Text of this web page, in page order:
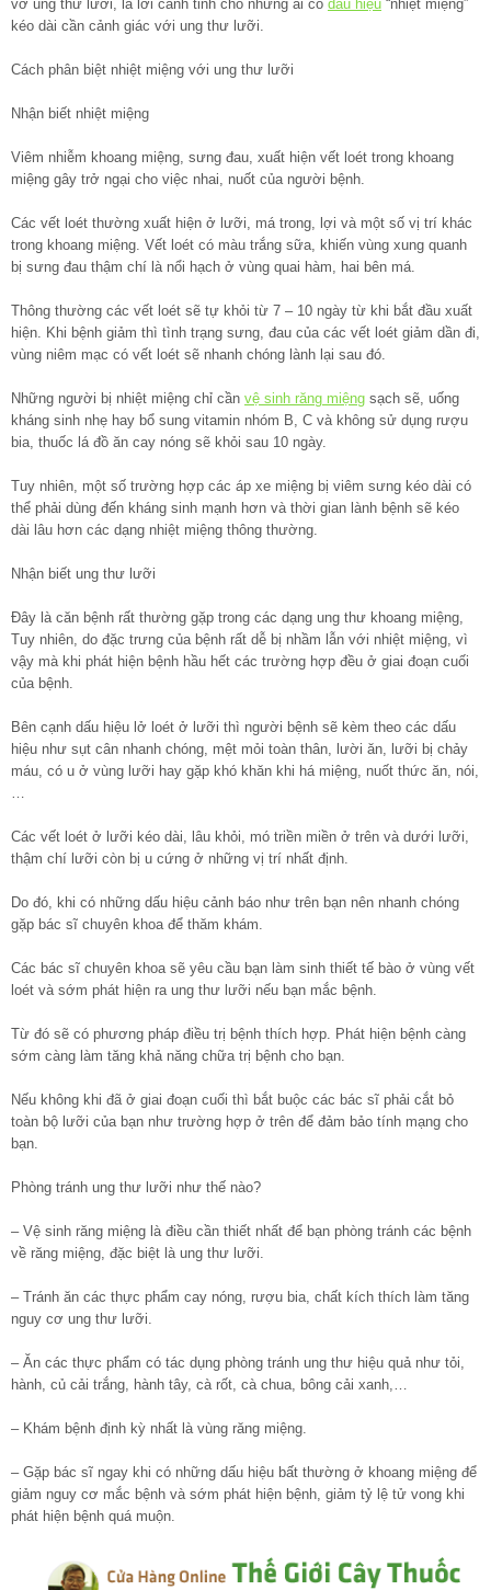
vớ ung thư lưỡi, là lời cảnh tỉnh cho những ai có dấu hiệu “nhiệt miệng”
kéo dài cần cảnh giác với ung thư lưỡi.
Cách phân biệt nhiệt miệng với ung thư lưỡi
Nhận biết nhiệt miệng
Viêm nhiễm khoang miệng, sưng đau, xuất hiện vết loét trong khoang
miệng gây trở ngại cho việc nhai, nuốt của người bệnh.
Các vết loét thường xuất hiện ở lưỡi, má trong, lợi và một số vị trí khác
trong khoang miệng. Vết loét có màu trắng sữa, khiến vùng xung quanh
bị sưng đau thậm chí là nổi hạch ở vùng quai hàm, hai bên má.
Thông thường các vết loét sẽ tự khỏi từ 7 – 10 ngày từ khi bắt đầu xuất
hiện. Khi bệnh giảm thì tình trạng sưng, đau của các vết loét giảm dần đi,
vùng niêm mạc có vết loét sẽ nhanh chóng lành lại sau đó.
Những người bị nhiệt miệng chỉ cần vệ sinh răng miệng sạch sẽ, uống
kháng sinh nhẹ hay bổ sung vitamin nhóm B, C và không sử dụng rượu
bia, thuốc lá đồ ăn cay nóng sẽ khỏi sau 10 ngày.
Tuy nhiên, một số trường hợp các áp xe miệng bị viêm sưng kéo dài có
thể phải dùng đến kháng sinh mạnh hơn và thời gian lành bệnh sẽ kéo
dài lâu hơn các dạng nhiệt miệng thông thường.
Nhận biết ung thư lưỡi
Đây là căn bệnh rất thường gặp trong các dạng ung thư khoang miệng,
Tuy nhiên, do đặc trưng của bệnh rất dễ bị nhầm lẫn với nhiệt miệng, vì
vậy mà khi phát hiện bệnh hầu hết các trường hợp đều ở giai đoạn cuối
của bệnh.
Bên cạnh dấu hiệu lở loét ở lưỡi thì người bệnh sẽ kèm theo các dấu
hiệu như sụt cân nhanh chóng, mệt mỏi toàn thân, lười ăn, lưỡi bị chảy
máu, có u ở vùng lưỡi hay gặp khó khăn khi há miệng, nuốt thức ăn, nói,
…
Các vết loét ở lưỡi kéo dài, lâu khỏi, mó triền miền ở trên và dưới lưỡi,
thậm chí lưỡi còn bị u cứng ở những vị trí nhất định.
Do đó, khi có những dấu hiệu cảnh báo như trên bạn nên nhanh chóng
gặp bác sĩ chuyên khoa để thăm khám.
Các bác sĩ chuyên khoa sẽ yêu cầu bạn làm sinh thiết tế bào ở vùng vết
loét và sớm phát hiện ra ung thư lưỡi nếu bạn mắc bệnh.
Từ đó sẽ có phương pháp điều trị bệnh thích hợp. Phát hiện bệnh càng
sớm càng làm tăng khả năng chữa trị bệnh cho bạn.
Nếu không khi đã ở giai đoạn cuối thì bắt buộc các bác sĩ phải cắt bỏ
toàn bộ lưỡi của bạn như trường hợp ở trên để đảm bảo tính mạng cho
bạn.
Phòng tránh ung thư lưỡi như thế nào?
– Vệ sinh răng miệng là điều cần thiết nhất để bạn phòng tránh các bệnh
về răng miệng, đặc biệt là ung thư lưỡi.
– Tránh ăn các thực phẩm cay nóng, rượu bia, chất kích thích làm tăng
nguy cơ ung thư lưỡi.
– Ăn các thực phẩm có tác dụng phòng tránh ung thư hiệu quả như tỏi,
hành, củ cải trắng, hành tây, cà rốt, cà chua, bông cải xanh,…
– Khám bệnh định kỳ nhất là vùng răng miệng.
– Gặp bác sĩ ngay khi có những dấu hiệu bất thường ở khoang miệng để
giảm nguy cơ mắc bệnh và sớm phát hiện bệnh, giảm tỷ lệ tử vong khi
phát hiện bệnh quá muộn.